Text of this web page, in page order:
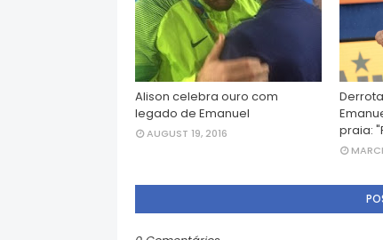
Alison celebra ouro com
legado de Emanuel
AUGUST 19, 2016
praia: